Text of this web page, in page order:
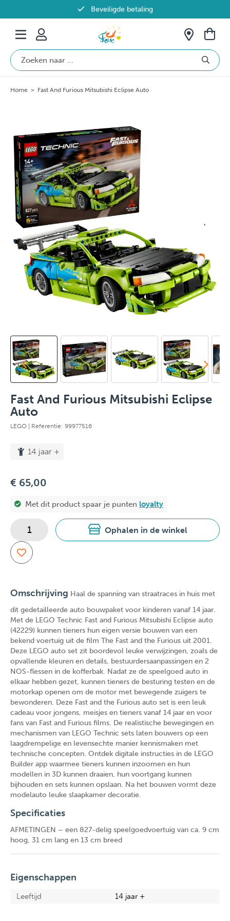
Beveiligde betaling
Gratis verzending vanaf €69 in België
Home > Fast And Furious Mitsubishi Eclipse Auto
Fast And Furious Mitsubishi Eclipse
Auto
LEGO | Referentie: 99977516
14 jaar +
€ 65,00
Met dit product spaar je punten loyalty
Ophalen in de winkel
Omschrijving Haal de spanning van straatraces in huis met
dit gedetailleerde auto bouwpaket voor kinderen vanaf 14 jaar.
Met de LEGO Technic Fast and Furious Mitsubishi Eclipse auto
(42229) kunnen tieners hun eigen versie bouwen van een
bekend voertuig uit de film The Fast and the Furious uit 2001.
Deze LEGO auto set zit boordevol leuke verwijzingen, zoals de
opvallende kleuren en details, bestuurdersaanpassingen en 2
NOS-flessen in de kofferbak. Nadat ze de speelgoed auto in
elkaar hebben gezet, kunnen tieners de besturing testen en de
motorkap openen om de motor met bewegende zuigers te
bewonderen. Deze Fast and the Furious auto set is een leuk
cadeau voor jongens, meisjes en tieners vanaf 14 jaar en voor
fans van Fast and Furious films. De realistische bewegingen en
mechanismen van LEGO Technic sets laten bouwers op een
laagdrempelige en levensechte manier kennismaken met
technische concepten. Ontdek digitale instructies in de LEGO
Builder app waarmee tieners kunnen inzoomen en hun
modellen in 3D kunnen draaien, hun voortgang kunnen
bijhouden en sets kunnen opslaan. Na het bouwen vormt deze
modelauto leuke slaapkamer decoratie.
Specificaties
AFMETINGEN – een 827-delig speelgoedvoertuig van ca. 9 cm
hoog, 31 cm lang en 13 cm breed
Eigenschappen
Leeftijd 14 jaar +